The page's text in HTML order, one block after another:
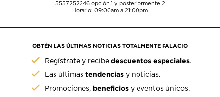
5557252246opción 1 y posteriormente 2
Horario: 09:00am a 21:00pm
OBTÉN LAS ÚLTIMAS NOTICIAS TOTALMENTE PALACIO
Regístrate y recibedescuentos especiales.
Las últimastendencias y noticias.
Promociones, beneficios y eventos únicos.